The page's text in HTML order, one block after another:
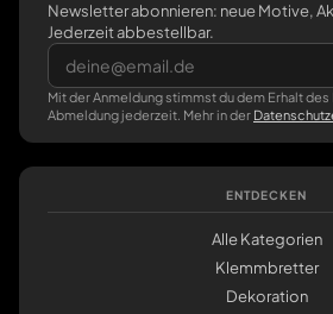
Newsletter abonnieren: neue Motive,
Jederzeit abbestellbar.
Mit der Anmeldung stimmst du dem Erhalt des
Abmeldung jederzeit. Mehr in der
ENTDECKEN
Alle Kategorien
Klemmbretter
Dekoration